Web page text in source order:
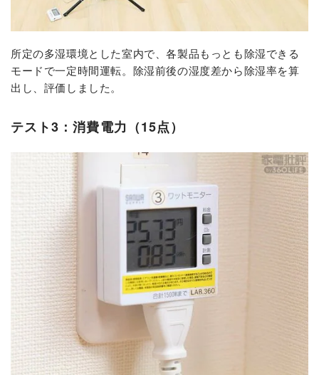
所定の多湿環境とした室内で、各製品もっとも除湿できる
モードで一定時間運転。 除湿前後の湿度差から除湿率を算
出し、評価しました。
テスト3：消費電力（15点）